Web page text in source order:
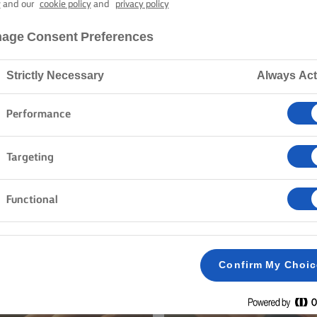
Home Συνταγές
ΠΟΔΙΑ ΣΑΣ ΚΑΙ ΔΕΙΤΕ ΤΙΣ
and our cookie policyand privacy policy
Consent Preferences
Strictly Necessary Always
Performance
Targeting
Functional
Confirm My